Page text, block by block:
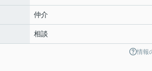
仲介
相談
情報